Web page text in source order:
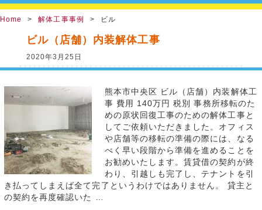
Home 解体工事事例 ビル
ビル（店舗）内装解体工事
2020年3月25日
熊本市中央区 ビル（店舗）内装解体工
事 費用 140万円 税別 事務所移転のた
めの原状回復工事のための解体工事と
してご依頼いただきました。オフィス
や店舗等の移転の準備の際には、なる
べく早い段階から準備を進めることを
お勧めいたします。賃貸借の契約が終
わり、引越しも完了し、テナントを引
き払ってしまえば全て完了というわけではありません。 貸主と
の契約を再度確認いた …